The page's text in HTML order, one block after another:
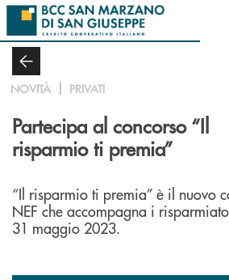
Salta al contenuto principale
NOVITÀ PRIVATI
Partecipa al concorso “Il
risparmio ti premia”
“Il risparmio ti premia” è il nuovo
NEF che accompagna i
31 maggio 2023.